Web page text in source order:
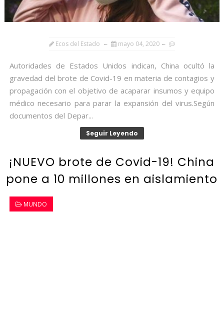
Ecos del Estado mayo 04, 2020
Autoridades de Estados Unidos indican, China ocultó la
gravedad del brote de Covid-19 en materia de contagios y
propagación con el objetivo de acaparar insumos y equipo
médico necesario para parar la expansión del virus.Según
documentos del Depar...
Seguir Leyendo
¡NUEVO brote de Covid-19! China
pone a 10 millones en aislamiento
MUNDO